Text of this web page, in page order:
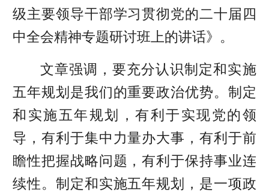
级主要领导干部学习贯彻党的二十届四
中全会精神专题研讨班上的讲话》。
文章强调，要充分认识制定和实施
五年规划是我们的重要政治优势。制定
和实施五年规划，有利于实现党的领
导，有利于集中力量办大事，有利于前
瞻性把握战略问题，有利于保持事业连
续性。制定和实施五年规划，是一项政